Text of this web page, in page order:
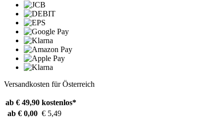
Versandkosten für Österreich
ab € 49,90 kostenlos*
ab € 0,00 € 5,49